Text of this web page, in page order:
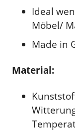
Ideal
Möbel/
Made in
Material: